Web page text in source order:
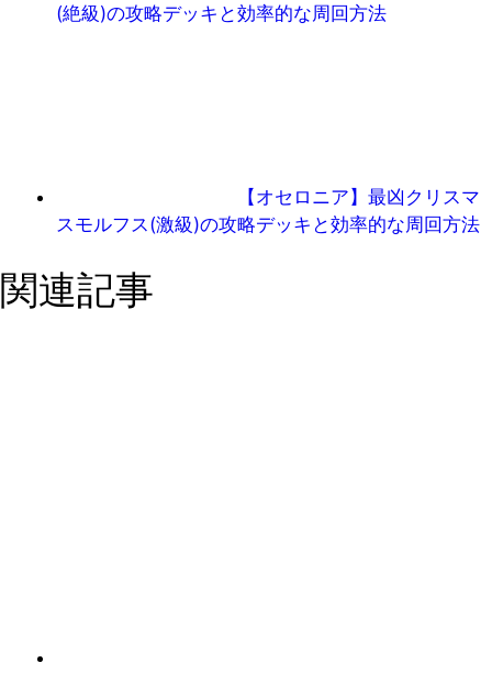
(絶級)の攻略デッキと効率的な周回方法
【オセロニア】最凶クリスマ
スモルフス(激級)の攻略デッキと効率的な周回方法
関連記事